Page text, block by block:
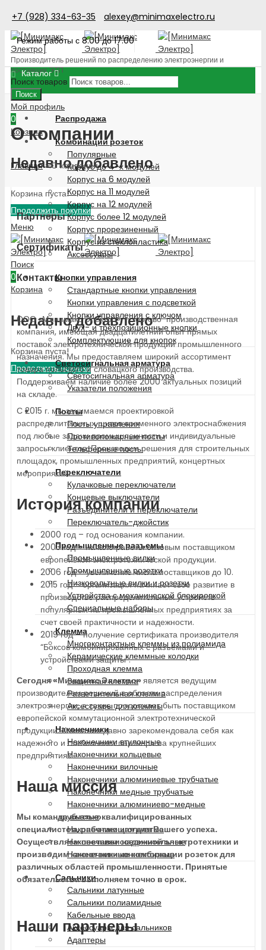
+7 (928) 334-63-35
alexey@minimaxelectro.ru
Режим работы с 8.00 до 17.00
Производитель решений по распределению электроэнергии и
поставщик ЭТП
Поиск товаров
Поиск
Мой профиль
0
Корзина
Недавно добавлено
Корзина пуста!
Продолжить покупки
Меню
Поиск
0
Корзина
Недавно добавлено
Корзина пуста!
Продолжить покупки
Каталог
Распродажа
Комбинации розеток
Популярные
Корпус до 4-х модулей
Корпус на 6 модулей
Корпус на 11 модулей
Корпус на 12 модулей
Корпус более 12 модулей
Корпус прорезиненный
Корпус из стеклопластика
Аксессуары
Кнопки управления
Стандартные кнопки управления
Кнопки управления с подсветкой
Кнопки управления с ключом
Двух- и трехпозиционные кнопки
Комплектующие для кнопок
Светосигнальная арматура
Светосигнальная арматура
Указатели положения
Посты
Посты управления
Противопожарные посты
Тельферные посты
Переключатели
Кулачковые переключатели
Концевые выключатели
Разъединители и переключатели
Переключатель-джойстик
Промышленные разъемы
Промышленные вилки
Промышленные розетки
Низковольтные вилки и розетки
Устройства с механической блокировкой
Специальные наборы
Клемма
Многоконтактные клеммы из полиамида
Керамические клеммные колодки
Проходная клемма
Защитная клемма
Разветвительная клемма
Аксессуары для клеммы
Наконечники
Наконечники втулочные
Наконечники кольцевые
Наконечники вилочные
Наконечники алюминиевые трубчатые
Наконечники медные трубчатые
Наконечники алюминиево-медные
трубчатые
Наконечники игольчатые
Наконечники соединительные
Наконечники коннекторные
Сальники
Сальники латунные
Сальники полиамидные
Кабельные ввода
Аксессуары для сальников
Адаптеры
О компании
Главная»О компании
Партнеры
Сертификаты
Контакты
ООО «Минимакс Электро» — торгово-производственная
компания, имеющая двадцатилетний опыт прямых
поставок электротехнической продукции промышленного
назначения. Мы предоставляем широкий ассортимент
товара польского и словацкого производства.
Поддерживаем наличие более 2000 актуальных позиций
на складе.
С 2015 г. мы занимаемся проектировкой
распределительных щитов временного электроснабжения
под любые задачи промышленности и индивидуальные
запросы клиентов. Производим решения для строительных
площадок, промышленных предприятий, концертных
мероприятий.
История компании
2000 год – год основания компании.
2003 год – начало работы оптовым поставщиком
европейской электротехнической продукции.
2006 год – увеличение числа поставщиков до 10.
2015 год – организация начинает свое развитие в
производстве распределительных устройств
популярных на промышленных предприятиях за
счет своей практичности и надежности.
2019 год – получение сертификата производителя
“Боксов комбинированных с разъемами и
устройствами защиты”.
Сегодня «Минимакс Электро» является ведущим
производителем решений в области распределения
электроэнергии, а также продолжает быть поставщиком
европейской коммутационной электротехнической
продукции. Компания давно зарекомендовала себя как
надежного и стабильного партнера на крупнейших
предприятиях.
Наша миссия
Мы команда высококвалифицированных
специалистов, работающая для Вашего успеха.
Осуществляем поставки надежной электротехники и
производим качественные комбинации розеток для
различных областей промышленности. Принятые
обязательства выполняем точно в срок.
Наши партнеры